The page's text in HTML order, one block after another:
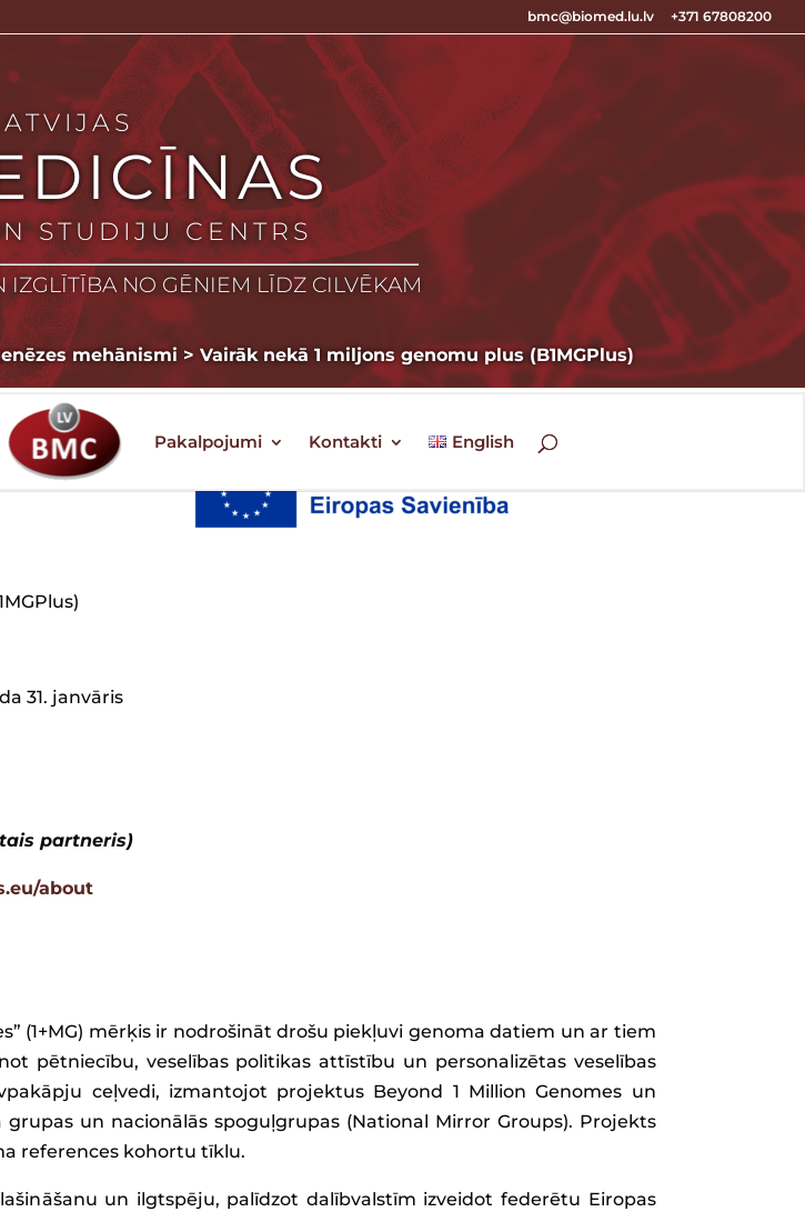
bmc@biomed.lu.lv +371 67808200
STUDIJU CENTRS
NO GĒNIEM LĪDZ CILVĒKAM
mehānismi > Vairāk nekā 1 miljons genomu plus (B1MGPlus)
Pakalpojumi Kontakti English
31. janvāris
partneris)
about
(1+MG) mērķis ir nodrošināt drošu piekļuvi genoma datiem un ar tiem
pētniecību, veselības politikas attīstību un personalizētas veselības
ceļvedi, izmantojot projektus Beyond 1 Million Genomes un
un nacionālās spoguļgrupas (National Mirror Groups). Projekts
references kohortu tīklu.
un ilgtspēju, palīdzot dalībvalstīm izveidot federētu Eiropas